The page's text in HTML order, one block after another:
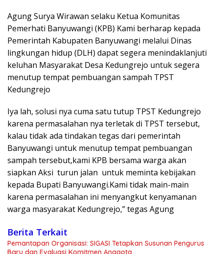
Agung Surya Wirawan selaku Ketua Komunitas
Pemerhati Banyuwangi (KPB) Kami berharap kepada
Pemerintah Kabupaten Banyuwangi melalui Dinas
lingkungan hidup (DLH) dapat segera menindaklanjuti
keluhan Masyarakat Desa Kedungrejo untuk segera
menutup tempat pembuangan sampah TPST
Kedungrejo
Iya lah, solusi nya cuma satu tutup TPST Kedungrejo
karena permasalahan nya terletak di TPST tersebut,
kalau tidak ada tindakan tegas dari pemerintah
Banyuwangi untuk menutup tempat pembuangan
sampah tersebut,kami KPB bersama warga akan
siapkan Aksi turun jalan untuk meminta kebijakan
kepada Bupati Banyuwangi.Kami tidak main-main
karena permasalahan ini menyangkut kenyamanan
warga masyarakat Kedungrejo,” tegas Agung
Berita Terkait
Pemantapan Organisasi: SIGASI Tetapkan Susunan Pengurus
Baru dan Evaluasi Komitmen Anggota